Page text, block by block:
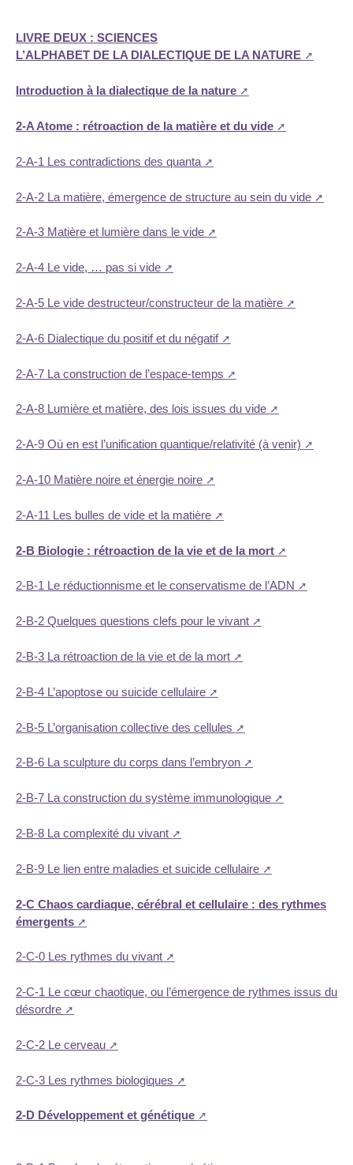
LIVRE DEUX : SCIENCES
L’ALPHABET DE LA DIALECTIQUE DE LA NATURE
Introduction à la dialectique de la nature
2-A Atome : rétroaction de la matière et du vide
2-A-1 Les contradictions des quanta
2-A-2 La matière, émergence de structure au sein du vide
2-A-3 Matière et lumière dans le vide
2-A-4 Le vide, … pas si vide
2-A-5 Le vide destructeur/constructeur de la matière
2-A-6 Dialectique du positif et du négatif
2-A-7 La construction de l’espace-temps
2-A-8 Lumière et matière, des lois issues du vide
2-A-9 Où en est l’unification quantique/relativité (à venir)
2-A-10 Matière noire et énergie noire
2-A-11 Les bulles de vide et la matière
2-B Biologie : rétroaction de la vie et de la mort
2-B-1 Le réductionnisme et le conservatisme de l’ADN
2-B-2 Quelques questions clefs pour le vivant
2-B-3 La rétroaction de la vie et de la mort
2-B-4 L’apoptose ou suicide cellulaire
2-B-5 L’organisation collective des cellules
2-B-6 La sculpture du corps dans l’embryon
2-B-7 La construction du système immunologique
2-B-8 La complexité du vivant
2-B-9 Le lien entre maladies et suicide cellulaire
2-C Chaos cardiaque, cérébral et cellulaire : des rythmes
émergents
2-C-0 Les rythmes du vivant
2-C-1 Le cœur chaotique, ou l’émergence de rythmes issus du
désordre
2-C-2 Le cerveau
2-C-3 Les rythmes biologiques
2-D Développement et génétique